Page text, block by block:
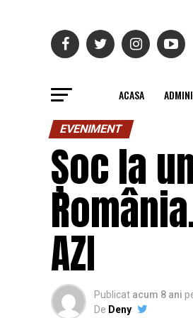
ACASA
EVENIMENT
Șoc la
AZI
Publicat acum 8 ani
De Deny